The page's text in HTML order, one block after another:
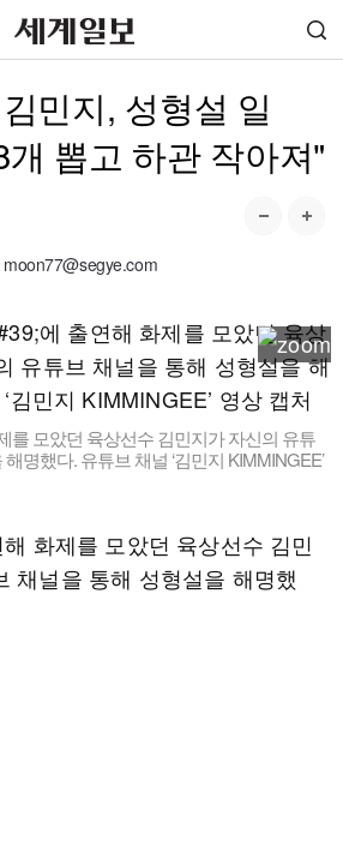
민지, 성형설 일
뽑고 하관 작아져"
를 모았던 육상선수 김민지가 자신의 유튜
명했다. 유튜브 채널 ‘김민지 KIMMINGEE’
해 화제를 모았던 육상선수 김민
채널을 통해 성형설을 해명했